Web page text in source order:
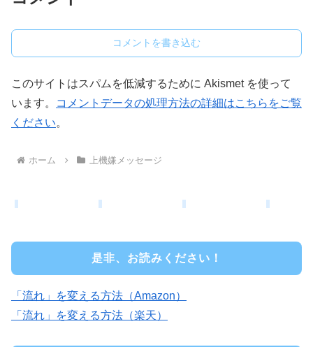
コメントを書き込む
このサイトはスパムを低減するために Akismet を使って
います。
コメントデータの処理方法の詳細はこちらをご覧
ください。
ホーム 上機嫌メッセージ
是非、お読みください！
「流れ」を変える方法（Amazon）
「流れ」を変える方法（楽天）